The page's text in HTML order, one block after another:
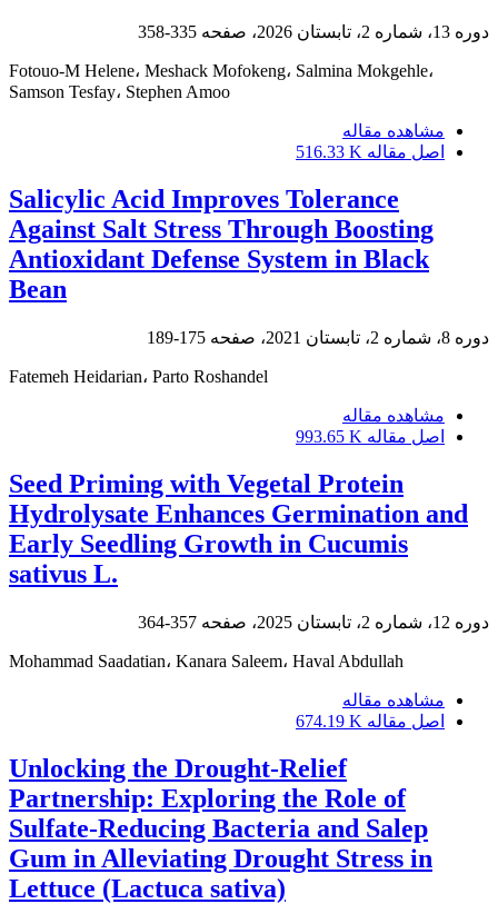
دوره 13، شماره 2، تابستان 2026، صفحه 335-358
Fotouo-M Helene، Meshack Mofokeng، Salmina Mokgehle،
Samson Tesfay، Stephen Amoo
مشاهده مقاله
اصل مقاله 516.33 K
Salicylic Acid Improves Tolerance
Against Salt Stress Through Boosting
Antioxidant Defense System in Black
Bean
دوره 8، شماره 2، تابستان 2021، صفحه 175-189
Fatemeh Heidarian، Parto Roshandel
مشاهده مقاله
اصل مقاله 993.65 K
Seed Priming with Vegetal Protein
Hydrolysate Enhances Germination and
Early Seedling Growth in Cucumis
sativus L.
دوره 12، شماره 2، تابستان 2025، صفحه 357-364
Mohammad Saadatian، Kanara Saleem، Haval Abdullah
مشاهده مقاله
اصل مقاله 674.19 K
Unlocking the Drought-Relief
Partnership: Exploring the Role of
Sulfate-Reducing Bacteria and Salep
Gum in Alleviating Drought Stress in
Lettuce (Lactuca sativa)